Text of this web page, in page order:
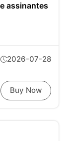
assinantes
2026-07-28
Buy Now